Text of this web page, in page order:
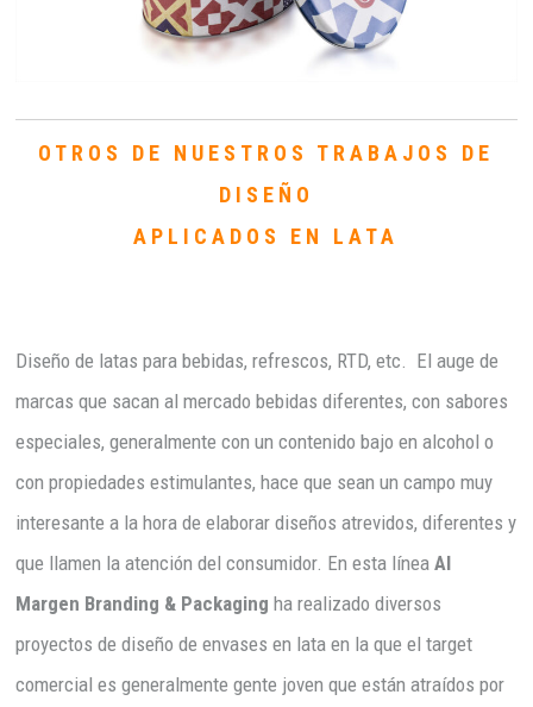
OTROS DE NUESTROS TRABAJOS DE
DISEÑO
APLICADOS EN LATA
Diseño de latas para bebidas, refrescos, RTD, etc. El auge de
marcas que sacan al mercado bebidas diferentes, con sabores
especiales, generalmente con un contenido bajo en alcohol o
con propiedades estimulantes, hace que sean un campo muy
interesante a la hora de elaborar diseños atrevidos, diferentes y
que llamen la atención del consumidor. En esta líneaAl
Margen Branding & Packaging ha realizado diversos
proyectos de diseño de envases en lata en la que el target
comercial es generalmente gente joven que están atraídos por